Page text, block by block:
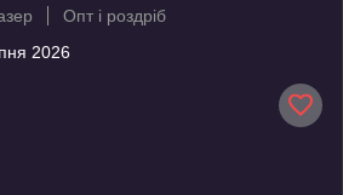
Опт і роздріб
2026